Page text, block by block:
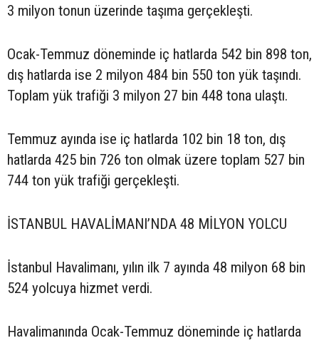
3 milyon tonun üzerinde taşıma gerçekleşti.
Ocak-Temmuz döneminde iç hatlarda 542 bin 898 ton,
dış hatlarda ise 2 milyon 484 bin 550 ton yük taşındı.
Toplam yük trafiği 3 milyon 27 bin 448 tona ulaştı.
Temmuz ayında ise iç hatlarda 102 bin 18 ton, dış
hatlarda 425 bin 726 ton olmak üzere toplam 527 bin
744 ton yük trafiği gerçekleşti.
İSTANBUL HAVALİMANI’NDA 48 MİLYON YOLCU
İstanbul Havalimanı, yılın ilk 7 ayında 48 milyon 68 bin
524 yolcuya hizmet verdi.
Havalimanında Ocak-Temmuz döneminde iç hatlarda